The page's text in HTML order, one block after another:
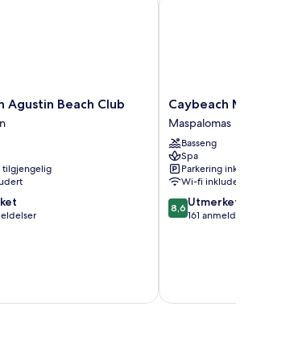
Agustin Beach Club
tilgjengelig
Caybeach
Meloneras
Maspalomas
Caybeach
Maspalomas
Basseng
Spa
Parkering inkludert
Wi-fi inkludert
8.6
av
8,6 Utmerket
161 anmeldelser